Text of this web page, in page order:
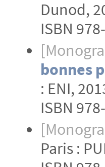
Dunod,
ISBN
bonnes
: ENI,
ISBN
Paris :